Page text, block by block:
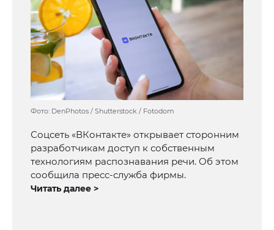
Фото: DenPhotos / Shutterstock / Fotodom
Соцсеть «ВКонтакте» открывает сторонним
разработчикам доступ к собственным
технологиям распознавания речи. Об этом
сообщила пресс-служба фирмы.
Читать далее >